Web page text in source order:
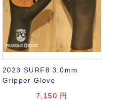
2023 SURF8 3.0mm
Gripper Glove
7,150 円